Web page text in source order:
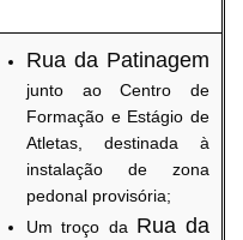
Rua da Patinagem
junto ao Centro de
Formação e Estágio de
Atletas, destinada à
instalação de zona
pedonal provisória;
Um troço da Rua da